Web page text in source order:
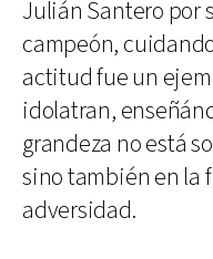
Julián Santero por
campeón,
actitud fue un
idolatran,
grandeza no está
sino también en la
adversidad.